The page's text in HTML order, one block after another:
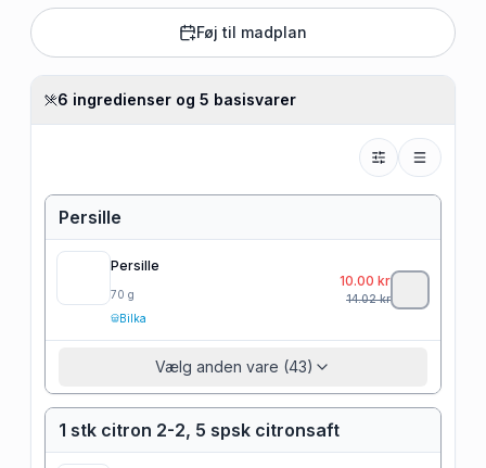
Føj til madplan
6 ingredienser og 5 basisvarer
Persille
Persille
70 g
Bilka
10.00 kr
14.02kr
Vælg anden vare (43)
1 stk citron 2-2, 5 spsk citronsaft